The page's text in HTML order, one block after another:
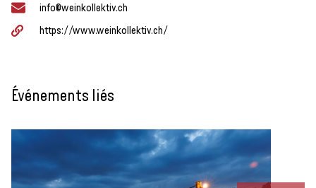
info@weinkollektiv.ch
https://www.weinkollektiv.ch/
Événements liés